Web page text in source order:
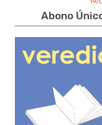
Abono